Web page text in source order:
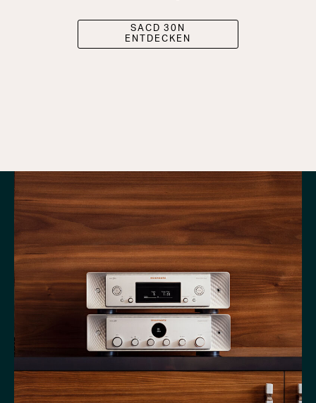
SACD 30N
ENTDECKEN